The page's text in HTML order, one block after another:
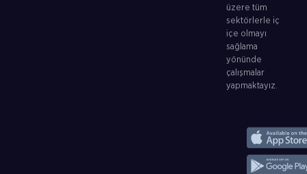
üzere tüm
sektörlerle iç
içe olmayı
sağlama
yönünde
çalışmalar
yapmaktayız.